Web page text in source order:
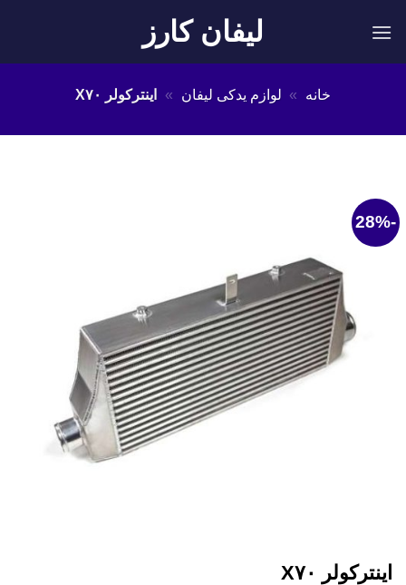
لیفان کارز
خانه » لوازم یدکی لیفان » اینترکولر X۷۰
-28%
اینترکولر X۷۰